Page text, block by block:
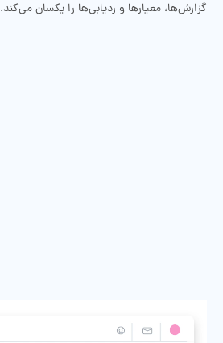
گزارش‌ها، معیارها و ردیابی‌ها را یکسان می‌کند.